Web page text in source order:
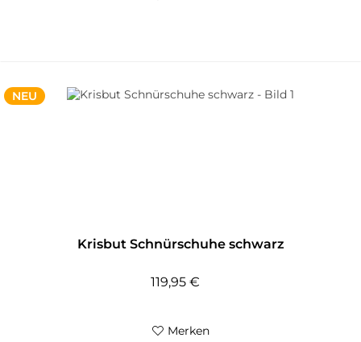
NEU
Krisbut Schnürschuhe schwarz
119,95 €
Merken